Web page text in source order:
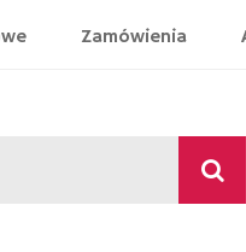
Zamówienia